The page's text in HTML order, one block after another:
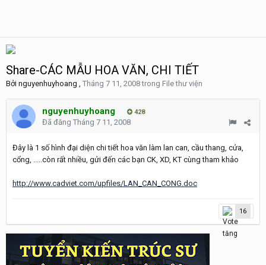
Share-CÁC MẪU HOA VĂN, CHI TIẾT
Bởi nguyenhuyhoang , Tháng 7 11, 2008trong File thư viện
nguyenhuyhoang 428
Đã đăng Tháng 7 11, 2008
Đây là 1 số hình đại diện chi tiết hoa văn làm lan can, cầu thang, cửa,
cổng, .....còn rất nhiều, gửi đến các bạn CK, XD, KT cùng tham khảo
http://www.cadviet.com/upfiles/LAN_CAN_CONG.doc
16